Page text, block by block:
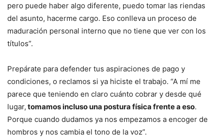
pero puede haber algo diferente, puedo tomar las riendas
del asunto, hacerme cargo. Eso conlleva un proceso de
maduración personal interno que no tiene que ver con los
títulos”.
Prepárate para defender tus aspiraciones de pago y
condiciones, o reclamos si ya hiciste el trabajo. “A mí me
parece que teniendo en claro cuánto cobrar y desde qué
lugar, tomamos incluso una postura física frente a eso.
Porque cuando dudamos ya nos empezamos a encoger de
hombros y nos cambia el tono de la voz”.